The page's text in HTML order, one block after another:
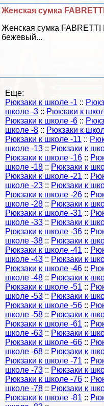
Женская сумка
Женская сумка FABRETTI
бежевый...
Еще:
Рюкзаки к школе -1 ::
школе -3 :: Рюкзаки к
Рюкзаки к школе -6 ::
школе -8 :: Рюкзаки к
Рюкзаки к школе -11 ::
школе -13 :: Рюкзаки к
Рюкзаки к школе -16 ::
школе -18 :: Рюкзаки к
Рюкзаки к школе -21 ::
школе -23 :: Рюкзаки к
Рюкзаки к школе -26 ::
школе -28 :: Рюкзаки к
Рюкзаки к школе -31 ::
школе -33 :: Рюкзаки к
Рюкзаки к школе -36 ::
школе -38 :: Рюкзаки к
Рюкзаки к школе -41 ::
школе -43 :: Рюкзаки к
Рюкзаки к школе -46 ::
школе -48 :: Рюкзаки к
Рюкзаки к школе -51 ::
школе -53 :: Рюкзаки к
Рюкзаки к школе -56 ::
школе -58 :: Рюкзаки к
Рюкзаки к школе -61 ::
школе -63 :: Рюкзаки к
Рюкзаки к школе -66 ::
школе -68 :: Рюкзаки к
Рюкзаки к школе -71 ::
школе -73 :: Рюкзаки к
Рюкзаки к школе -76 ::
школе -78 :: Рюкзаки к
Рюкзаки к школе -81 ::